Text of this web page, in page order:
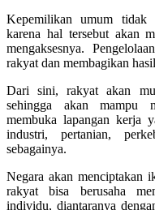
Kepemilikan umum
karena hal tersebut akan
mengaksesnya.
rakyat dan membagikan
Dari sini, rakyat akan
sehingga akan mampu
membuka lapangan kerja
industri, pertanian,
sebagainya.
Negara akan menciptakan
rakyat bisa berusaha
individu, diantaranya